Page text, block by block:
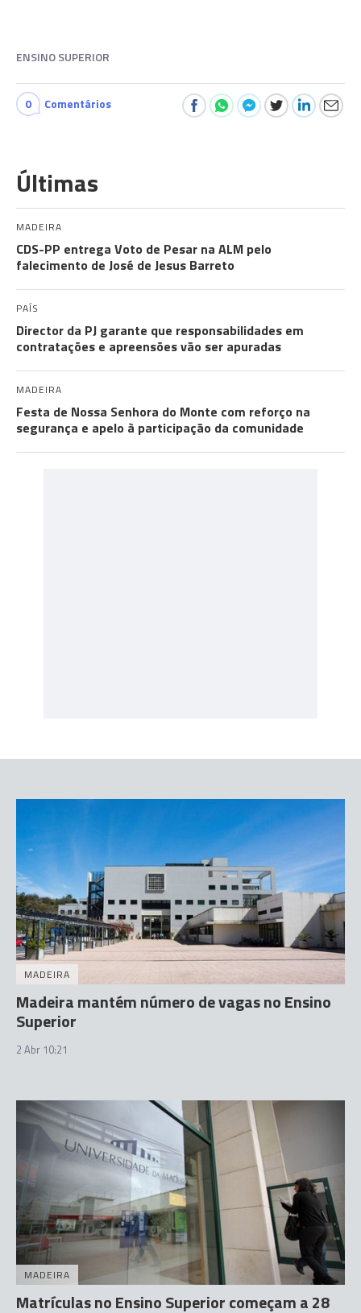
ENSINO SUPERIOR
0 Comentários
Últimas
MADEIRA
CDS-PP entrega Voto de Pesar na ALM pelo
falecimento de José de Jesus Barreto
PAÍS
Director da PJ garante que responsabilidades em
contratações e apreensões vão ser apuradas
MADEIRA
Festa de Nossa Senhora do Monte com reforço na
segurança e apelo à participação da comunidade
MADEIRA
Madeira mantém número de vagas no Ensino
Superior
2 Abr 10:21
MADEIRA
Matrículas no Ensino Superior começam a 28